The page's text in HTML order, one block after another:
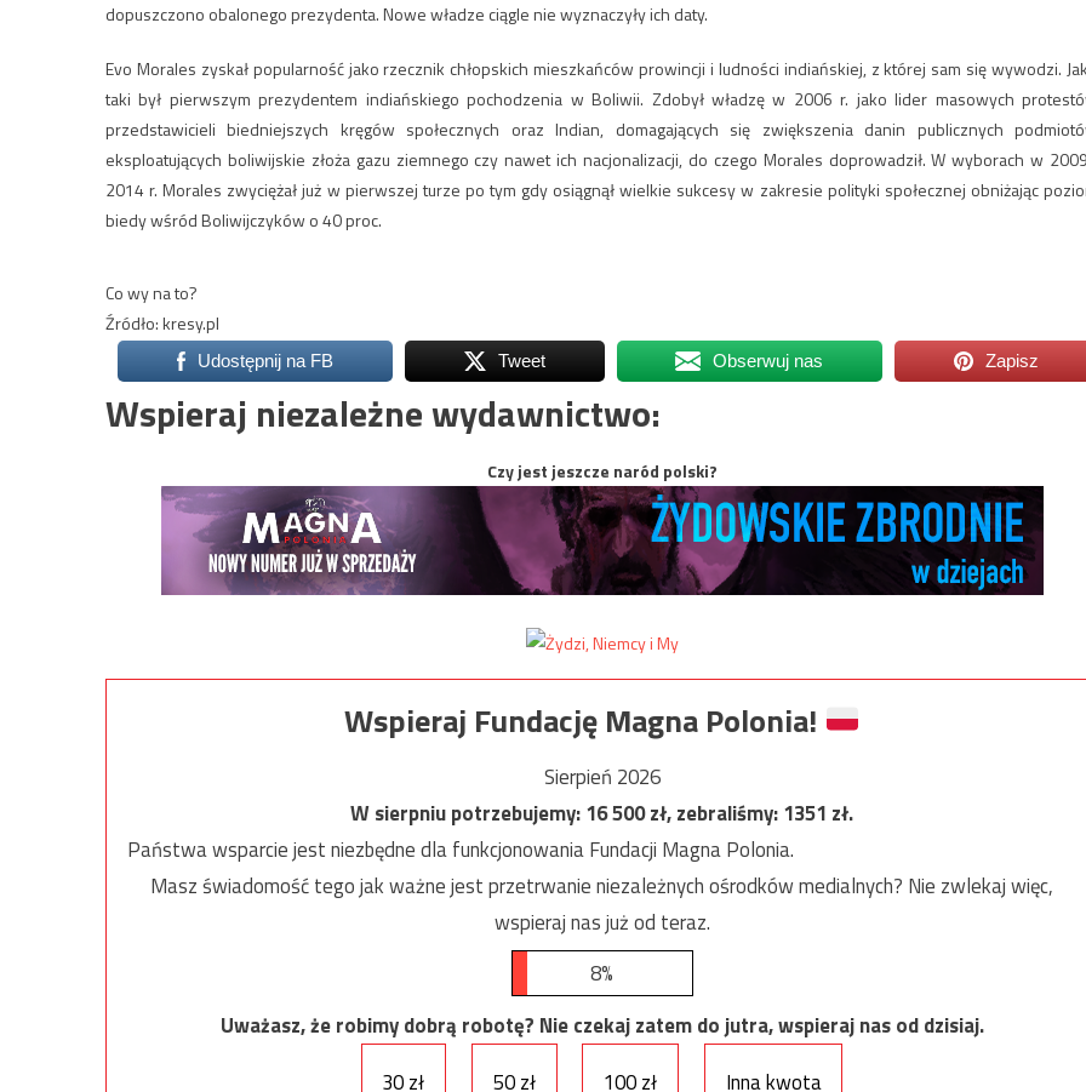
dopuszczono obalonego prezydenta. Nowe władze ciągle nie wyznaczyły ich daty.
Evo Morales zyskał popularność jako rzecznik chłopskich mieszkańców prowincji i ludności indiańskiej, z której sam się wywodzi.
taki był pierwszym prezydentem indiańskiego pochodzenia w Boliwii. Zdobył władzę w 2006 r. jako lider masowych
przedstawicieli biedniejszych kręgów społecznych oraz Indian, domagających się zwiększenia danin publicznych
eksploatujących boliwijskie złoża gazu ziemnego czy nawet ich nacjonalizacji, do czego Morales doprowadził. W wyborach w
2014 r. Morales zwyciężał już w pierwszej turze po tym gdy osiągnął wielkie sukcesy w zakresie polityki społecznej obniżając
biedy wśród Boliwijczyków o 40 proc.
Co wy na to?
Źródło: kresy.pl
Udostępnij na FB Tweet Obserwuj nas Zapisz
Wspieraj niezależne wydawnictwo:
Czy jest jeszcze naród polski?
Wspieraj Fundację Magna Polonia!
Sierpień 2026
W sierpniu potrzebujemy:16 500zł, zebraliśmy:1351 zł.
Państwa wsparcie jest niezbędne dla funkcjonowania Fundacji Magna Polonia.
Masz świadomość tego jak ważne jest przetrwanie niezależnych ośrodków medialnych? Nie zwlekaj więc,
wspieraj nas już od teraz.
8%
Uważasz, że robimy dobrą robotę? Nie czekaj zatem do jutra, wspieraj nas od dzisiaj.
30 zł
50 zł 100 zł Inna kwota